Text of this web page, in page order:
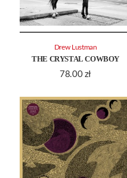
THE CRYSTAL COWBOY
78.00 zł
Drew Lustman